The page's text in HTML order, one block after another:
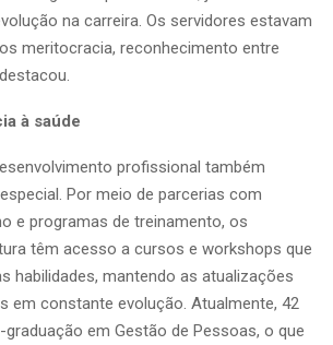
na carreira. Os servidores estavam
meritocracia, reconhecimento entre
à saúde
profissional também
Por meio de parcerias com
e programas de treinamento, os
têm acesso a cursos e workshops que
habilidades, mantendo as atualizações
em constante evolução. Atualmente, 42
em Gestão de Pessoas, o que